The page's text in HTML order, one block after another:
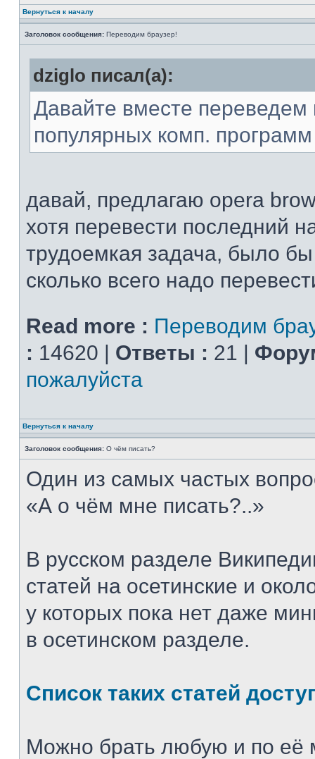
Вернуться к началу
Заголовок сообщения: Переводим браузер!
dziglo писал(а):
Давайте вместе переведем
популярных комп.
давай, предлагаю opera
хотя перевести последний
трудоемкая задача, было
сколько всего надо
Read more : Переводим
: 14620 | Ответы : 21 |
пожалуйста
Вернуться к началу
Заголовок сообщения: О чём писать?
Один из самых частых
«А о чём мне писать?..»
В русском разделе
статей на осетинские и
у которых пока нет даже
в осетинском разделе.
Список таких статей
Можно брать любую и по её